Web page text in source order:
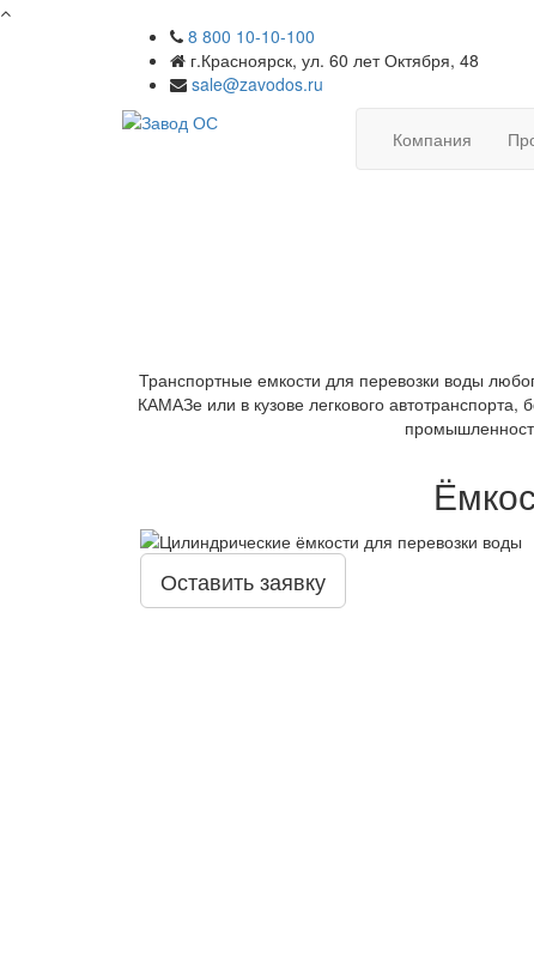
8 800 10-10-100
г.Красноярск, ул. 60 лет Октября, 48
sale@zavodos.ru
Компания
Транспортные емкости для перевозки воды
КАМАЗе или в кузове легкового
Оставить заявку